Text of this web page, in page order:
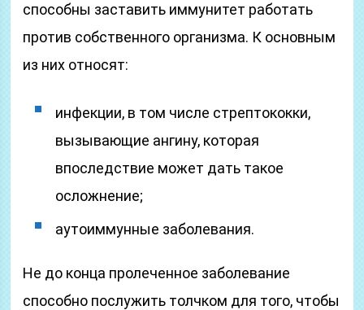
способны заставить иммунитет работать
против собственного организма. К основным
из них относят:
инфекции, в том числе стрептококки,
вызывающие ангину, которая
впоследствие может дать такое
осложнение;
аутоиммунные заболевания.
Не до конца пролеченное заболевание
способно послужить толчком для того, чтобы